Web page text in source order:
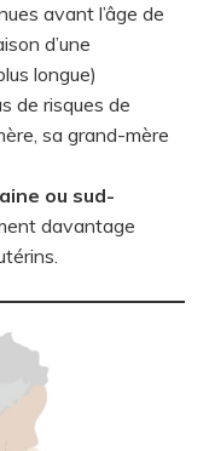
avant l’âge de
d’une
longue)
de risques de
sa grand-mère
ou sud-
davantage